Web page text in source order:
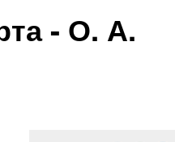
- О. А.